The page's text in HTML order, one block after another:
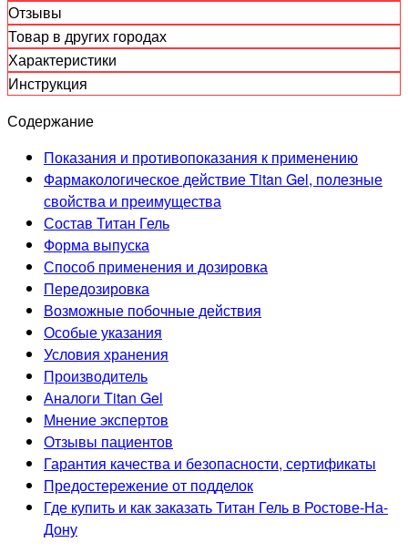
Отзывы
Товар в других городах
Характеристики
Инструкция
Содержание
Показания и противопоказания к применению
Фармакологическое действие Titan Gel, полезные
свойства и преимущества
Состав Титан Гель
Форма выпуска
Способ применения и дозировка
Передозировка
Возможные побочные действия
Особые указания
Условия хранения
Производитель
Аналоги Titan Gel
Мнение экспертов
Отзывы пациентов
Гарантия качества и безопасности, сертификаты
Предостережение от подделок
Где купить и как заказать Титан Гель в Ростове-На-
Дону